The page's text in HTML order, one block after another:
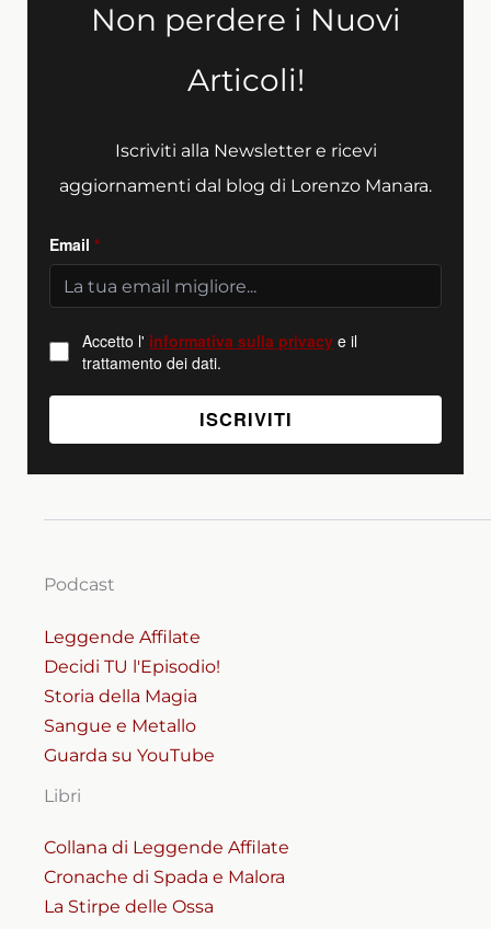
Non perdere i Nuovi
Articoli!
Iscriviti alla Newsletter e ricevi
aggiornamenti dal blog di Lorenzo Manara.
Email*
Accetto l' informativa sulla privacy e il
trattamento dei dati.
Podcast
Leggende Affilate
Decidi TU l'Episodio!
Storia della Magia
Sangue e Metallo
Guarda su YouTube
Libri
Collana di Leggende Affilate
Cronache di Spada e Malora
La Stirpe delle Ossa